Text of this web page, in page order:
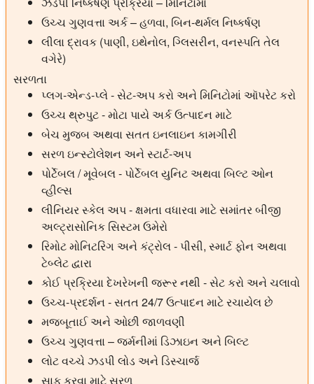
ઉચ્ચ ગુણવત્તા અર્ક – હળવા, બિન-થર્મલ નિષ્કર્ષણ
લીલા દ્રાવક (પાણી, ઇથેનોલ, ગ્લિસરીન, વનસ્પતિ તેલ
વગેરે)
સરળતા
પ્લગ-એન્ડ-પ્લે - સેટ-અપ કરો અને મિનિટોમાં ઑપરેટ કરો
ઉચ્ચ થ્રુપુટ - મોટા પાયે અર્ક ઉત્પાદન માટે
બેચ મુજબ અથવા સતત ઇનલાઇન કામગીરી
સરળ ઇન્સ્ટોલેશન અને સ્ટાર્ટ-અપ
પોર્ટેબલ / મૂવેબલ - પોર્ટેબલ યુનિટ અથવા બિલ્ટ ઓન
વ્હીલ્સ
લીનિયર સ્કેલ અપ - ક્ષમતા વધારવા માટે સમાંતર બીજી
અલ્ટ્રાસોનિક સિસ્ટમ ઉમેરો
રિમોટ મોનિટરિંગ અને કંટ્રોલ - પીસી, સ્માર્ટ ફોન અથવા
ટેબ્લેટ દ્વારા
કોઈ પ્રક્રિયા દેખરેખની જરૂર નથી - સેટ કરો અને ચલાવો
ઉચ્ચ-પ્રદર્શન - સતત 24/7 ઉત્પાદન માટે રચાયેલ છે
મજબૂતાઈ અને ઓછી જાળવણી
ઉચ્ચ ગુણવત્તા – જર્મનીમાં ડિઝાઇન અને બિલ્ટ
લોટ વચ્ચે ઝડપી લોડ અને ડિસ્ચાર્જ
સાફ કરવા માટે સરળ